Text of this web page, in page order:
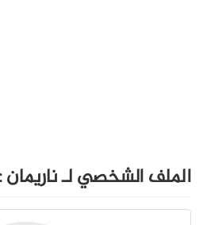
الملف الشخصي لـ